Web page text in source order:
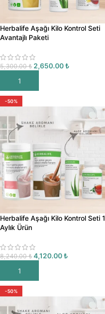
Herbalife Aşağı Kilo Kontrol Seti
Avantajlı Paketi
5,300.00₺ 2,650.00₺
SEPETE EKLE
-50%
Herbalife Aşağı Kilo Kontrol Seti 1
Aylık Ürün
8,240.00₺ 4,120.00₺
SEPETE EKLE
-50%